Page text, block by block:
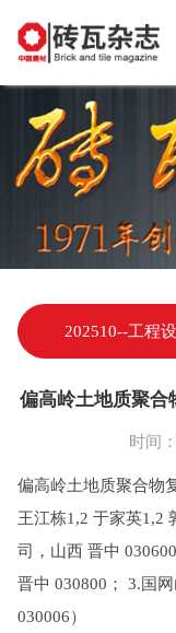
202510--工程
偏高岭土地质聚合
时间
偏高岭土地质聚合物
王江栋1,2 于家英1,2
司，山西 晋中
晋中 030800； 3.国
030006）